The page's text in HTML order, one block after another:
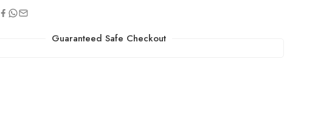
Guaranteed Safe Checkout